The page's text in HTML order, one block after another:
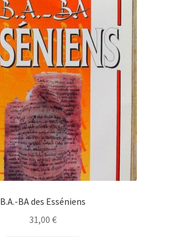
B.A.-BA des Esséniens
31,00 €